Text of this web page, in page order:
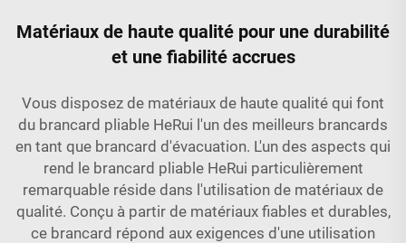
Matériaux de haute qualité pour une durabilité
et une fiabilité accrues
Vous disposez de matériaux de haute qualité qui font
du brancard pliable HeRui l'un des meilleurs brancards
en tant que brancard d'évacuation. L'un des aspects qui
rend le brancard pliable HeRui particulièrement
remarquable réside dans l'utilisation de matériaux de
qualité. Conçu à partir de matériaux fiables et durables,
ce brancard répond aux exigences d'une utilisation